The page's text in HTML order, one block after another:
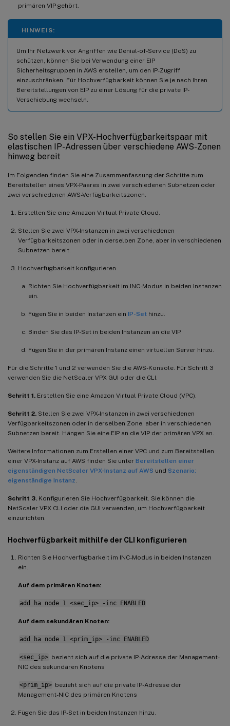
primären VIP gehört.
HINWEIS:
Um Ihr Netzwerk vor Angriffen wie Denial-of-Service (DoS) zu
schützen, können Sie bei Verwendung einer EIP
Sicherheitsgruppen in AWS erstellen, um den IP-Zugriff
einzuschränken. Für Hochverfügbarkeit können Sie je nach Ihren
Bereitstellungen von EIP zu einer Lösung für die private IP-
Verschiebung wechseln.
So stellen Sie ein VPX-Hochverfügbarkeitspaar mit
elastischen IP-Adressen über verschiedene AWS-Zonen
hinweg bereit
Im Folgenden finden Sie eine Zusammenfassung der Schritte zum
Bereitstellen eines VPX-Paares in zwei verschiedenen Subnetzen oder
zwei verschiedenen AWS-Verfügbarkeitszonen.
Erstellen Sie eine Amazon Virtual Private Cloud.
Stellen Sie zwei VPX-Instanzen in zwei verschiedenen
Verfügbarkeitszonen oder in derselben Zone, aber in verschiedenen
Subnetzen bereit.
Hochverfügbarkeit konfigurieren
Richten Sie Hochverfügbarkeit im INC-Modus in beiden Instanzen
ein.
Fügen Sie in beiden Instanzen ein IP-Set hinzu.
Binden Sie das IP-Set in beiden Instanzen an die VIP.
Fügen Sie in der primären Instanz einen virtuellen Server hinzu.
Für die Schritte 1 und 2 verwenden Sie die AWS-Konsole. Für Schritt 3
verwenden Sie die NetScaler VPX GUI oder die CLI.
Schritt 1. Erstellen Sie eine Amazon Virtual Private Cloud (VPC).
Schritt 2. Stellen Sie zwei VPX-Instanzen in zwei verschiedenen
Verfügbarkeitszonen oder in derselben Zone, aber in verschiedenen
Subnetzen bereit. Hängen Sie eine EIP an die VIP der primären VPX an.
Weitere Informationen zum Erstellen einer VPC und zum Bereitstellen
einer VPX-Instanz auf AWS finden Sie unter Bereitstellen einer
eigenständigen NetScaler VPX-Instanz auf AWS und Szenario:
eigenständige Instanz
Schritt 3. Konfigurieren Sie Hochverfügbarkeit. Sie können die
NetScaler VPX CLI oder die GUI verwenden, um Hochverfügbarkeit
einzurichten.
Hochverfügbarkeit mithilfe der CLI konfigurieren
Richten Sie Hochverfügbarkeit im INC-Modus in beiden Instanzen
ein.
Auf dem primären Knoten:
add ha node 1 <sec_ip> -inc ENABLED
Auf dem sekundären Knoten:
add ha node 1 <prim_ip> -inc ENABLED
<sec_ip> bezieht sich auf die private IP-Adresse der Management-
NIC des sekundären Knotens
<prim_ip> bezieht sich auf die private IP-Adresse der
Management-NIC des primären Knotens
Fügen Sie das IP-Set in beiden Instanzen hinzu.